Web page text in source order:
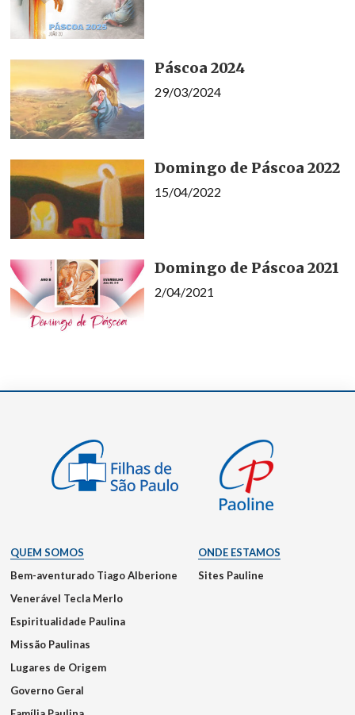
Páscoa 2024
29/03/2024
Domingo de Páscoa 2022
15/04/2022
Domingo de Páscoa 2021
2/04/2021
QUEM SOMOS
Bem-aventurado Tiago Alberione
Venerável Tecla Merlo
Espiritualidade Paulina
Missão Paulinas
Lugares de Origem
Governo Geral
ONDE ESTAMOS
Sites Pauline